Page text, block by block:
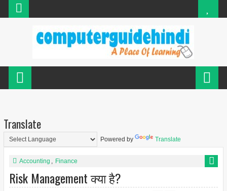
Translate
Powered by Translate
Accounting , Finance
Risk Management क्या है?